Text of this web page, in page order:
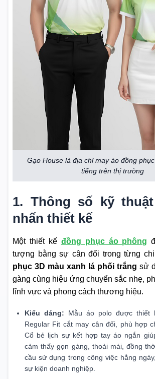
Gạo House là địa chỉ may áo đồng
tiếng trên thị trường
1. Thông số kỹ
nhấn thiết kế
Một thiết kế đồng phục áo phông
tượng bằng sự cân đối trong từng
phục 3D màu xanh lá phối trắng sử
gàng cùng hiệu ứng chuyển sắc nhẹ,
lĩnh vực và phong cách thương hiệu.
Kiểu dáng: Mẫu áo polo được thiết
Regular Fit cắt may cân đối, phù hợp
Cổ bẻ lịch sự kết hợp tay áo ngắn
cảm thấy gọn gàng, thoải mái, đồng
cầu sử dụng trong công việc hằng
sự kiện doanh nghiệp.